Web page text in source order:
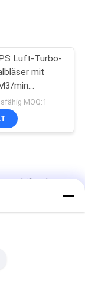
Luft-Turbo-
mit
min
1480 kg
MOQ:1
zentrifugales